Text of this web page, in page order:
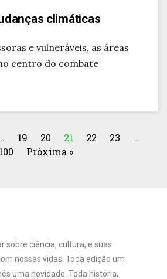
climáticas
e vulneráveis, as áreas
centro do combate
19 20 21 22 23
…
100
Próxima »
sobre ciência, cultura, e suas
nossas vidas. Toda edição um
uma novidade. Toda história,